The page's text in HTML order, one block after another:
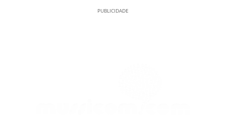
PUBLICIDADE